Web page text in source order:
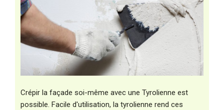
Crépir la façade soi-même avec une Tyrolienne est
possible. Facile d'utilisation, la tyrolienne rend ces